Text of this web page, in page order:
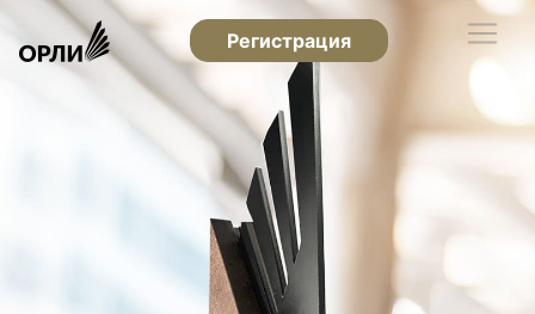
Регистрация